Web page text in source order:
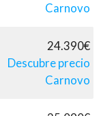
Carnovo
24.390€
Descubre precio
Carnovo